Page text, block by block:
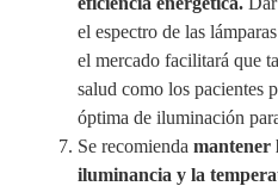
el espectro de las
el mercado facilitará que
salud como los pacientes
óptima de iluminación
Se recomienda mantener
iluminancia y la